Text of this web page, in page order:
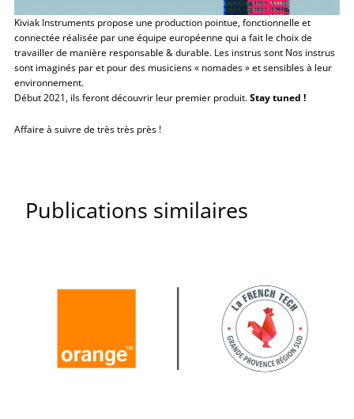
Kiviak Instruments propose une production pointue, fonctionnelle et
connectée réalisée par une équipe européenne qui a fait le choix de
travailler de manière responsable & durable. Les instrus sont Nos instrus
sont imaginés par et pour des musiciens « nomades » et sensibles à leur
environnement.
Début 2021, ils feront découvrir leur premier produit.Stay tuned !
Affaire à suivre de très très près !
Publications similaires